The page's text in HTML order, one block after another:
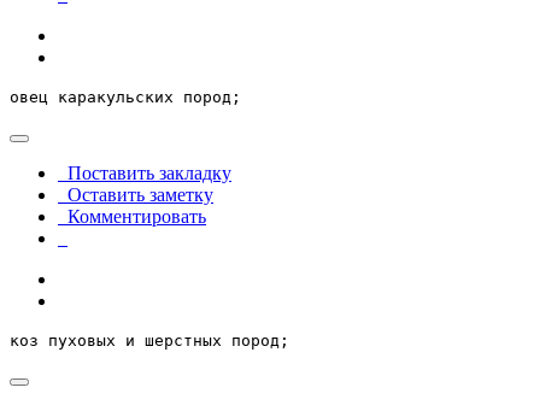
овец каракульских пород;
Поставить закладку
Оставить заметку
Комментировать
коз пуховых и шерстных пород;